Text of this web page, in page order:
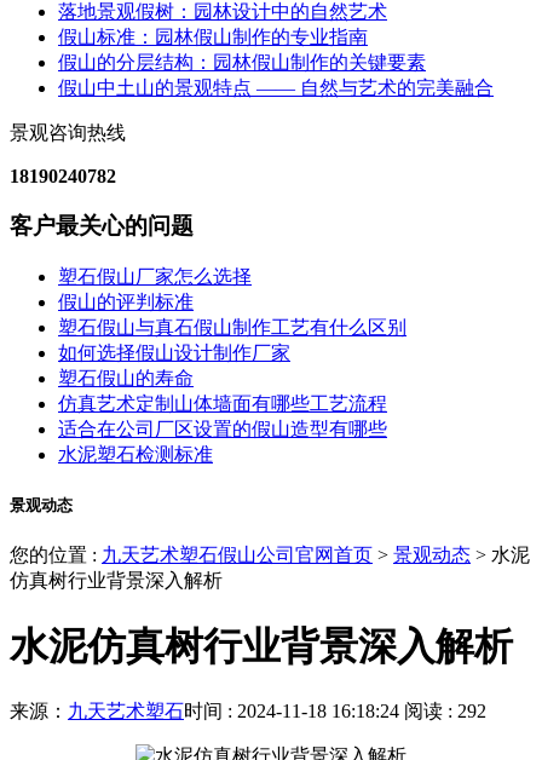
落地景观假树：园林设计中的自然艺术
假山标准：园林假山制作的专业指南
假山的分层结构：园林假山制作的关键要素
假山中土山的景观特点 —— 自然与艺术的完美融合
景观咨询热线
18190240782
客户最关心的问题
塑石假山厂家怎么选择
假山的评判标准
塑石假山与真石假山制作工艺有什么区别
如何选择假山设计制作厂家
塑石假山的寿命
仿真艺术定制山体墙面有哪些工艺流程
适合在公司厂区设置的假山造型有哪些
水泥塑石检测标准
景观动态
您的位置 : 九天艺术塑石假山公司官网首页 > 景观动态 > 水泥
仿真树行业背景深入解析
水泥仿真树行业背景深入解析
来源： 九天艺术塑石时间 : 2024-11-18 16:18:24 阅读 : 292